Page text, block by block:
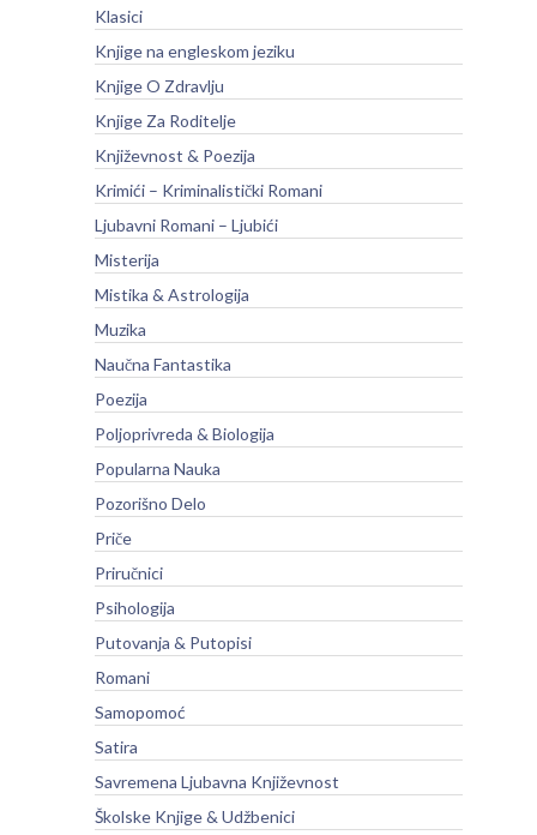
Klasici
Knjige na engleskom jeziku
Knjige O Zdravlju
Knjige Za Roditelje
Književnost & Poezija
Krimići – Kriminalistički Romani
Ljubavni Romani – Ljubići
Misterija
Mistika & Astrologija
Muzika
Naučna Fantastika
Poezija
Poljoprivreda & Biologija
Popularna Nauka
Pozorišno Delo
Priče
Priručnici
Psihologija
Putovanja & Putopisi
Romani
Samopomoć
Satira
Savremena Ljubavna Književnost
Školske Knjige & Udžbenici